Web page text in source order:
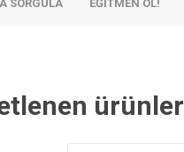
SORGULA EĞİTMEN OL!
ürünler